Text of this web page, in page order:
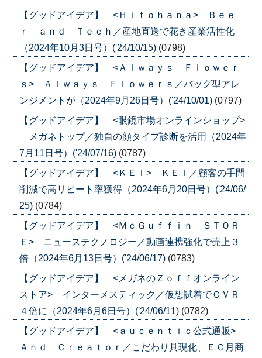
【グッドアイデア】 <Ｈｉｔｏｈａｎａ> Ｂｅｅ
ｒ ａｎｄ Ｔｅｃｈ／産地直送で花き産業活性化
（2024年10月3日号）('24/10/15) (0798)
【グッドアイデア】 <Ａｌｗａｙｓ Ｆｌｏｗｅｒ
ｓ> Ａｌｗａｙｓ Ｆｌｏｗｅｒｓ／バッグ型アレ
ンジメントが（2024年9月26日号）('24/10/01) (0797)
【グッドアイデア】 <眼鏡市場オンラインショップ>
メガネトップ／独自の顔タイプ診断を活用（2024年
7月11日号）('24/07/16) (0787)
【グッドアイデア】 <ＫＥＩ> ＫＥＩ／顧客の手間
削減で高リピート率獲得（2024年6月20日号）('24/06/
25) (0784)
【グッドアイデア】 <ＭｃＧｕｆｆｉｎ ＳＴＯＲ
Ｅ> ニューステクノロジー／動画連携強化で売上３
倍（2024年6月13日号）('24/06/17) (0783)
【グッドアイデア】 <メガネのＺｏｆｆオンライン
ストア> インターメスティック／仮想試着でＣＶＲ
４倍に（2024年6月6日号）('24/06/11) (0782)
【グッドアイデア】 <ａｕｃｅｎｔｉｃ公式通販>
Ａｎｄ Ｃｒｅａｔｏｒ／こだわり具現化、ＥＣ月商